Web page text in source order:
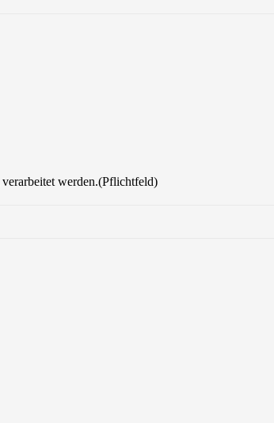
verarbeitet werden.(Pflichtfeld)